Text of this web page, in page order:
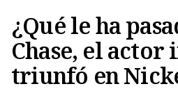
¿Qué le ha
Chase, el
triunfó en